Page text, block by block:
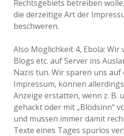
Rechtsgebiets betreiben
die derzeitige Art der
beschweren.
Also Möglichkeit 4, Ebola: Wir
Blogs etc. auf Server ins
Nazis tun. Wir sparen uns auf
Impressum, können
Anzeige erstatten, wenn z. B.
gehackt oder mit „Blödsinn“
und müssen immer damit
Texte eines Tages spurlos